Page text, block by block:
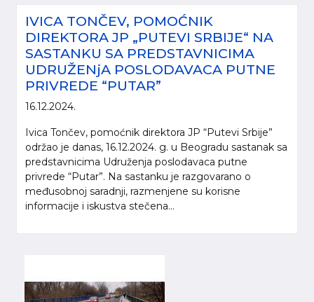
IVICA TONČEV, POMOĆNIK
DIREKTORA JP „PUTEVI SRBIJE“ NA
SASTANKU SA PREDSTAVNICIMA
UDRUŽENjA POSLODAVACA PUTNE
PRIVREDE “PUTAR”
16.12.2024.
Ivica Tončev, pomoćnik direktora JP “Putevi Srbije”
održao je danas, 16.12.2024. g. u Beogradu sastanak sa
predstavnicima Udruženja poslodavaca putne
privrede “Putar”. Na sastanku je razgovarano o
međusobnoj saradnji, razmenjene su korisne
informacije i iskustva stečena...